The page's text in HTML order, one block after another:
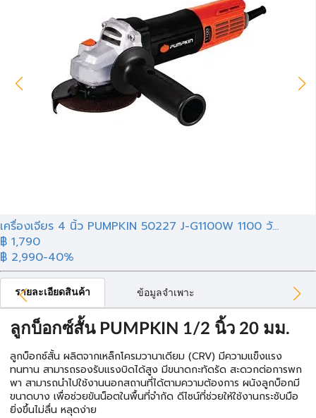
เครื่องเจียร 4 นิ้ว PUMPKIN 50227 J-G1100W 1100 วั...
฿ 1,790
฿ 2,990-40%
รายละเอียดสินค้า ข้อมูลจำเพาะ
ลูกบ็อกซ์สั้น PUMPKIN 1/2 นิ้ว 20 มม.
ลูกบ็อกซ์สั้น ผลิตจากเหล็กโครมวานาเดียม (CRV) มีความแข็งแรง
ทนทาน สามารถรองรับแรงบิดได้สูง มีขนาดกะทัดรัด สะดวกต่อการพก
พา สามารถนำไปใช้งานนอกสถานที่ได้ตามความต้องการ ผนังลูกบ็อกมี
ขนาดบาง เพื่อช่วยขันน็อตในพื้นที่จำกัด ดีไซน์ที่ช่วยให้ใช้งานกระชับมือ
ยิ่งขึ้นไม่ลื่น หลุดง่าย